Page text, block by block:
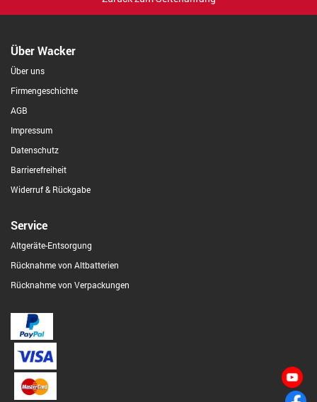
Über Wacker
Über uns
Firmengeschichte
AGB
Impressum
Datenschutz
Barrierefreiheit
Widerruf & Rückgabe
Service
Altgeräte-Entsorgung
Rücknahme von Altbatterien
Rücknahme von Verpackungen